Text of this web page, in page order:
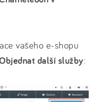
vašeho e-shopu
další služby: